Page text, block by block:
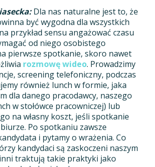
Dla nas naturalne jest to, że
być wygodna dla wszystkich
przykład sensu angażować czasu
od niego osobistego
pierwsze spotkanie, skoro nawet
rozmowę wideo. Prowadzimy
screening telefoniczny, podczas
również lunch w formie, jaka
dla danego pracodawcy, naszego
w stołówce pracowniczej) lub
na własny koszt, jeśli spotkanie
Po spotkaniu zawsze
i pytamy o wrażenia. Co
kandydaci są zaskoczeni naszym
traktują takie praktyki jako